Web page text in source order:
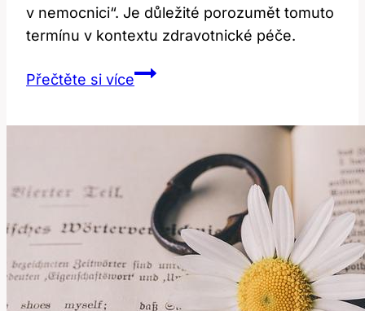
v nemocnici“. Je důležité porozumět tomuto
termínu v kontextu zdravotnické péče.
Přečtěte si víceInpatient
Význam
Léčby
Nemocnici
Anglicko-
Českém